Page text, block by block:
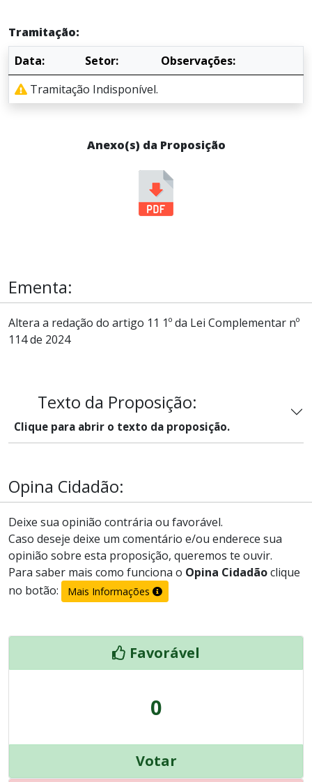
Tramitação:
Data:
Setor:
Observações:
Tramitação Indisponível.
Anexo(s) da Proposição
Ementa:
Altera a redação do artigo 11 1º da Lei Complementar nº
114 de 2024
Texto da Proposição:
Clique para abrir o texto da proposição.
Opina Cidadão:
Deixe sua opinião contrária ou favorável.
Caso deseje deixe um comentário e/ou enderece sua
opinião sobre esta proposição, queremos te ouvir.
Para saber mais como funciona o Opina Cidadãoclique
no botão:
Mais Informações
Favorável
0
Votar